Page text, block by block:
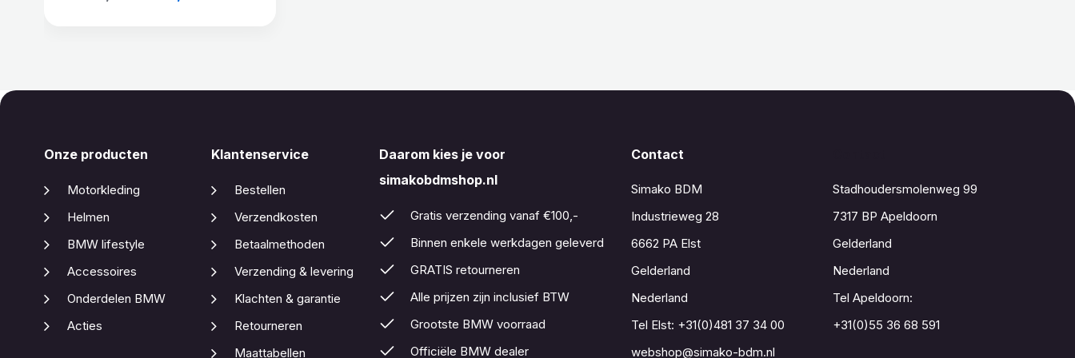
Onze producten
Motorkleding
Helmen
BMW lifestyle
Accessoires
Onderdelen BMW
Acties
Klantenservice
Bestellen
Verzendkosten
Betaalmethoden
Verzending & levering
Klachten & garantie
Retourneren
Maattabellen
Daarom kies je voor
simakobdmshop.nl
Gratis verzending vanaf €100,-
Binnen enkele werkdagen geleverd
GRATIS retourneren
Alle prijzen zijn inclusief BTW
Grootste BMW voorraad
Officiële BMW dealer
Contact
Simako BDM
Industrieweg 28
6662 PA Elst
Gelderland
Nederland
Tel Elst: +31(0)481 37 34 00
webshop@simako-bdm.nl
Stadhoudersmolenweg 99
7317 BP Apeldoorn
Gelderland
Nederland
Tel Apeldoorn:
+31(0)55 36 68 591